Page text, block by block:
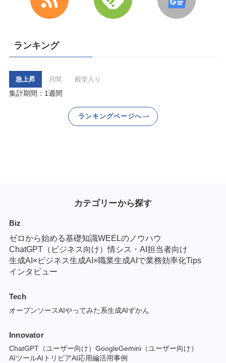
ランキング
急上昇 月間 殿堂入り
集計期間：1週間
ランキングページへ
カテゴリーから探す
Biz
ゼロから始める基礎知識WEELのノウハウ
ChatGPT（ビジネス向け）情シス・AI担当者向け
生成AI×ビジネス生成AI×職業生成AIで業務効率化Tips
インタビュー
Tech
オープンソースAIやってみた系生成AIずかん
Innovator
ChatGPT（ユーザー向け） GoogleGemini（ユーザー向け）
AIツールAIトリビアAI応用編活用事例